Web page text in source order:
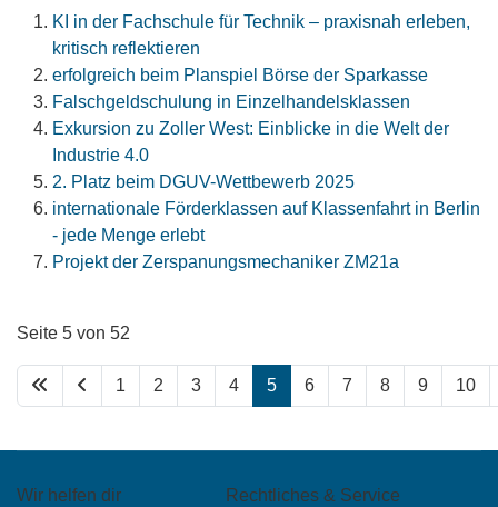
KI in der Fachschule für Technik – praxisnah erleben,
kritisch reflektieren
erfolgreich beim Planspiel Börse der Sparkasse
Falschgeldschulung in Einzelhandelsklassen
Exkursion zu Zoller West: Einblicke in die Welt der
Industrie 4.0
2. Platz beim DGUV-Wettbewerb 2025
internationale Förderklassen auf Klassenfahrt in Berlin
- jede Menge erlebt
Projekt der Zerspanungsmechaniker ZM21a
Seite 5 von 52
1 2 3 4 5 6 7 8 9 10
Wir helfen dir Rechtliches & Service